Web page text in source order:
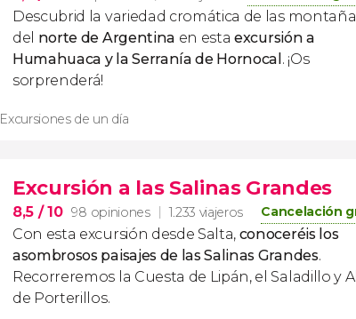
Descubrid la variedad cromática de las
del norte de Argentina en estaexcursión a
Humahuaca y la Serranía de Hornocal . ¡Os
sorprenderá!
Excursiones de un día
Excursión a las Salinas Grandes
8,5 / 10 98 opiniones 1.233 viajeros Cancelación
Con esta excursión desde Salta, conoceréis los
asombrosos paisajes de las Salinas Grandes.
Recorreremos la Cuesta de Lipán, el Saladillo y
de Porterillos.